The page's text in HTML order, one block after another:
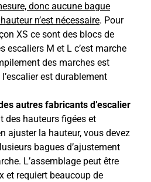
donc aucune bague
n’est nécessaire. Pour
XS ce sont des blocs de
escaliers M et L c’est marche
des marches est
est durablement
autres fabricants d’escalier
des hauteurs figées et
ajuster la hauteur, vous devez
bagues d’ajustement
L’assemblage peut être
et requiert beaucoup de